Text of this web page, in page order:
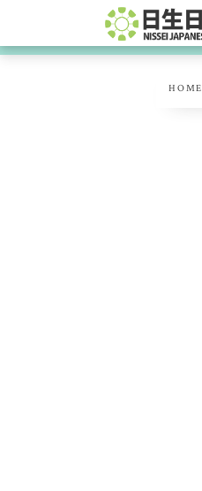
HOME